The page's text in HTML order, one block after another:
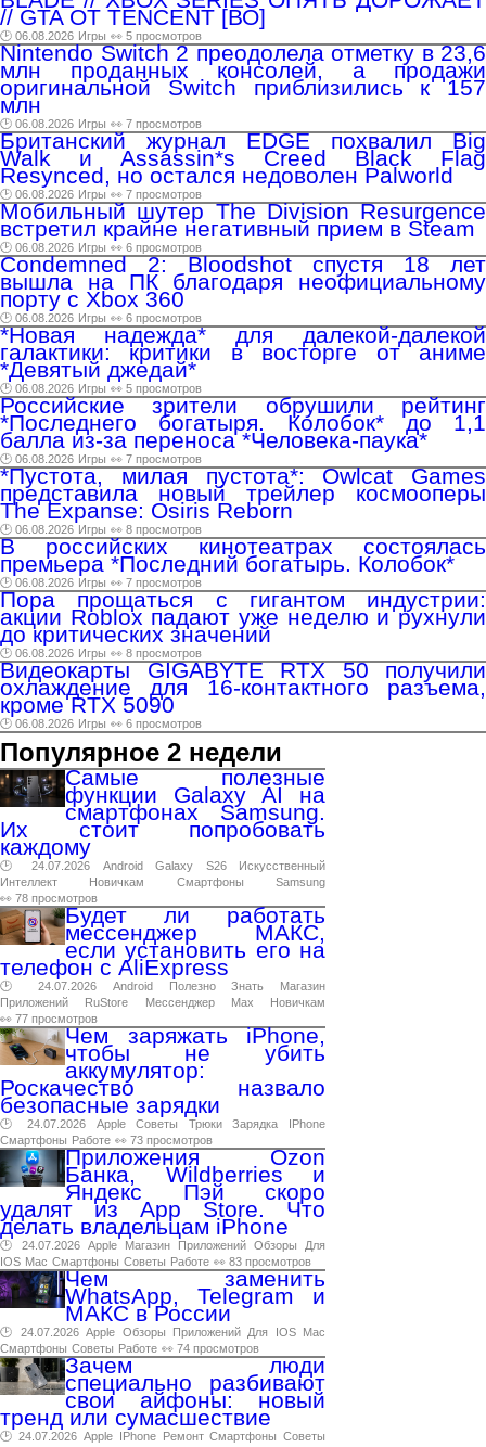
// GTA ОТ TENCENT [ВО]
🕑 06.08.2026 Игры 👀 5 просмотров
Nintendo Switch 2 преодолела отметку в 23,6
млн проданных консолей, а продажи
оригинальной Switch приблизились к 157
млн
🕑 06.08.2026 Игры 👀 7 просмотров
Британский журнал EDGE похвалил Big
Walk и Assassin*s Creed Black Flag
Resynced, но остался недоволен Palworld
🕑 06.08.2026 Игры 👀 7 просмотров
Мобильный шутер The Division Resurgence
встретил крайне негативный прием в Steam
🕑 06.08.2026 Игры 👀 6 просмотров
Condemned 2: Bloodshot спустя 18 лет
вышла на ПК благодаря неофициальному
порту с Xbox 360
🕑 06.08.2026 Игры 👀 6 просмотров
*Новая надежда* для далекой-далекой
галактики: критики в восторге от аниме
*Девятый джедай*
🕑 06.08.2026 Игры 👀 5 просмотров
Российские зрители обрушили рейтинг
*Последнего богатыря. Колобок* до 1,1
балла из-за переноса *Человека-паука*
🕑 06.08.2026 Игры 👀 7 просмотров
*Пустота, милая пустота*: Owlcat Games
представила новый трейлер космооперы
The Expanse: Osiris Reborn
🕑 06.08.2026 Игры 👀 8 просмотров
В российских кинотеатрах состоялась
премьера *Последний богатырь. Колобок*
🕑 06.08.2026 Игры 👀 7 просмотров
Пора прощаться с гигантом индустрии:
акции Roblox падают уже неделю и рухнули
до критических значений
🕑 06.08.2026 Игры 👀 8 просмотров
Видеокарты GIGABYTE RTX 50 получили
охлаждение для 16-контактного разъема,
кроме RTX 5090
🕑 06.08.2026 Игры 👀 6 просмотров
Популярное 2 недели
Самые полезные
функции Galaxy AI на
смартфонах Samsung.
Их стоит попробовать
каждому
🕑 24.07.2026 Android Galaxy S26
Искусственный
Интеллект
Новичкам Смартфоны
Samsung
👀 78 просмотров
Будет ли работать
мессенджер МАКС,
если установить его на
телефон с AliExpress
🕑 24.07.2026 Android Полезно Знать
Магазин
Приложений
RuStore Мессенджер Max
Новичкам
👀 77 просмотров
Чем заряжать iPhone,
чтобы не убить
аккумулятор:
Роскачество назвало
безопасные зарядки
🕑 24.07.2026 Apple Советы Трюки Зарядка
IPhone
Смартфоны Работе 👀 73 просмотров
Приложения Ozon
Банка, Wildberries и
Яндекс Пэй скоро
удалят из App Store. Что
делать владельцам iPhone
🕑 24.07.2026 Apple Магазин Приложений Обзоры
Для
IOS Mac Смартфоны Советы Работе 👀 83 просмотров
Чем заменить
WhatsApp, Telegram и
МАКС в России
🕑 24.07.2026 Apple Обзоры Приложений Для IOS
Mac
Смартфоны Советы Работе 👀 74 просмотров
Зачем люди
специально разбивают
свои айфоны: новый
тренд или сумасшествие
🕑 24.07.2026 Apple IPhone Ремонт Смартфоны Советы